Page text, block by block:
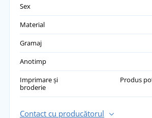
Sex
Material
Gramaj
Anotimp
Imprimare și
broderie
Produs
Contact cu producătorul